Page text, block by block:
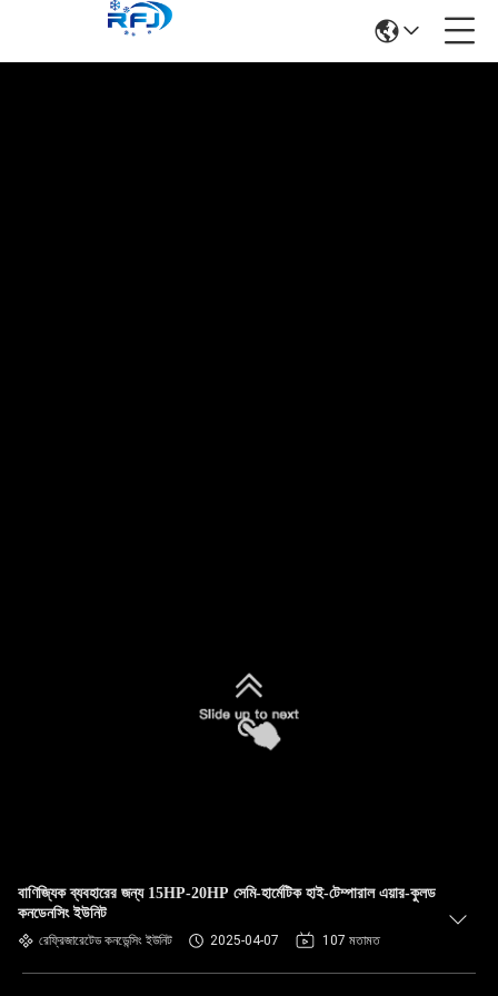
বাণিজ্যিক ব্যবহারের জন্য 15HP-20HP সেমি-হার্মেটিক হাই-টেম্পারাল এয়ার-কুলড
কনডেনসিং ইউনিট
রেফ্রিজারেটেড কনডেন্সিং ইউনিট 2025-04-07 107 মতামত